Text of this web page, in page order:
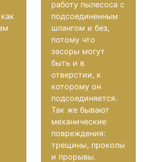
работу пылесоса с
подсоединенным
шлангом и без,
потому что
засоры могут
быть и в
отверстии, к
которому он
подсоединяется.
Так же бывают
механические
повреждения:
трещины, проколы
и прорывы.